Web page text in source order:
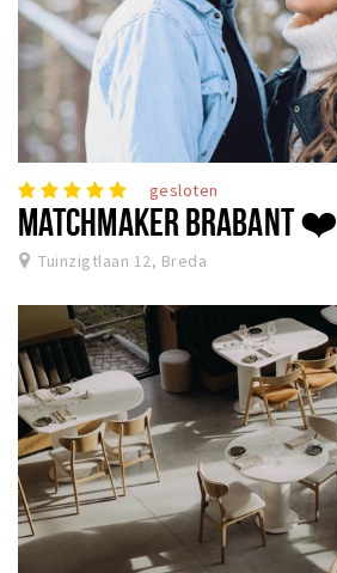
gesloten
MATCHMAKER BRABANT ❤️
Tuinzigtlaan 12, Breda